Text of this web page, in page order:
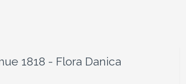
1818 - Flora Danica